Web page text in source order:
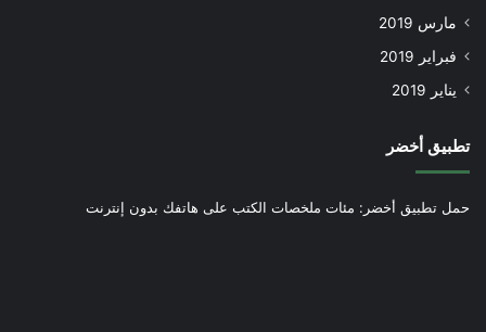
مارس 2019
فبراير 2019
يناير 2019
تطبيق أخضر
حمل تطبيق أخضر: مئات ملخصات الكتب على هاتفك بدون إنترنت